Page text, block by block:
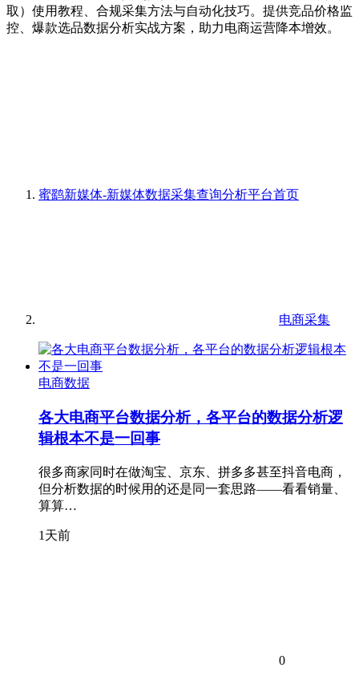
取）使用教程、合规采集方法与自动化技巧。提供竞品价格监
控、爆款选品数据分析实战方案，助力电商运营降本增效。
蜜鹞新媒体-新媒体数据采集查询分析平台首页
电商采集
电商数据
各大电商平台数据分析，各平台的数据分析逻
辑根本不是一回事
很多商家同时在做淘宝、京东、拼多多甚至抖音电商，
但分析数据的时候用的还是同一套思路——看看销量、
算算…
1天前
0